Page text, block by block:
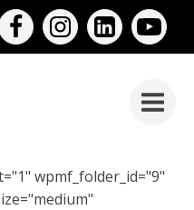
wpmf_folder_id="9"